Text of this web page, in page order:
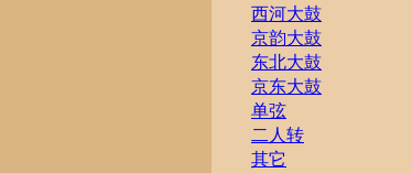
西河大鼓
京韵大鼓
东北大鼓
京东大鼓
单弦
二人转
其它